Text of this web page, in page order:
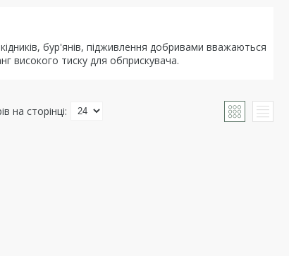
бур'янів, підживлення добривами вважаються
високого тиску для обприскувача.